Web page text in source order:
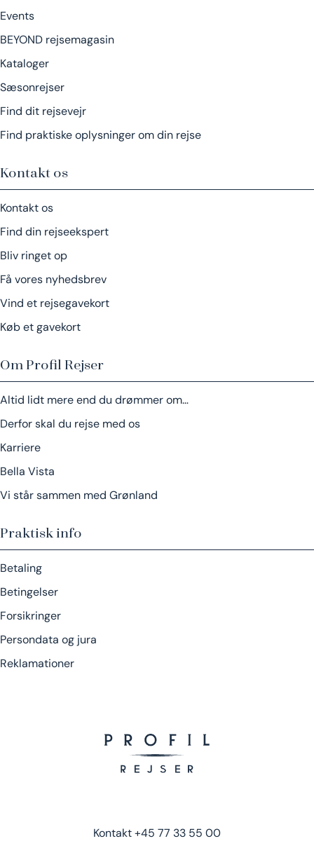
Events
BEYOND rejsemagasin
Kataloger
Sæsonrejser
Find dit rejsevejr
Find praktiske oplysninger om din rejse
Kontakt os
Kontakt os
Find din rejseekspert
Bliv ringet op
Få vores nyhedsbrev
Vind et rejsegavekort
Køb et gavekort
Om Profil Rejser
Altid lidt mere end du drømmer om…
Derfor skal du rejse med os
Karriere
Bella Vista
Vi står sammen med Grønland
Praktisk info
Betaling
Betingelser
Forsikringer
Persondata og jura
Reklamationer
Kontakt+45 77 33 55 00